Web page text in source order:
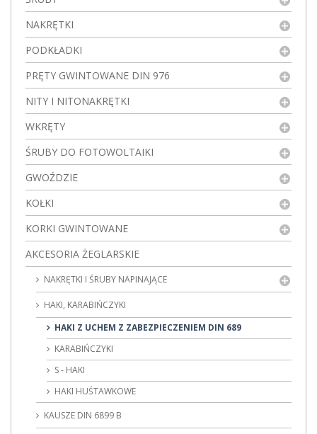
NAKRĘTKI
PODKŁADKI
PRĘTY GWINTOWANE DIN 976
NITY I NITONAKRĘTKI
WKRĘTY
ŚRUBY DO FOTOWOLTAIKI
GWOŹDZIE
KOŁKI
KORKI GWINTOWANE
AKCESORIA ŻEGLARSKIE
NAKRĘTKI I ŚRUBY NAPINAJĄCE
HAKI, KARABIŃCZYKI
HAKI Z UCHEM Z ZABEZPIECZENIEM DIN 689
KARABIŃCZYKI
S - HAKI
HAKI HUŚTAWKOWE
KAUSZE DIN 6899 B